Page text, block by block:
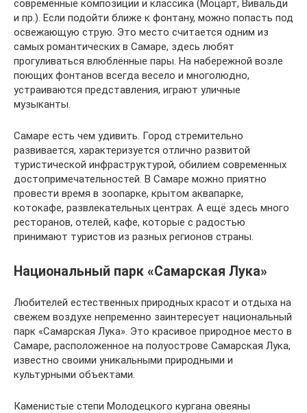
современные композиции и классика (Моцарт, Вивальди
и пр.). Если подойти ближе к фонтану, можно попасть под
освежающую струю. Это место считается одним из
самых романтических в Самаре, здесь любят
прогуливаться влюблённые пары. На набережной возле
поющих фонтанов всегда весело и многолюдно,
устраиваются представления, играют уличные
музыканты.
Самаре есть чем удивить. Город стремительно
развивается, характеризуется отлично развитой
туристической инфраструктурой, обилием современных
достопримечательностей. В Самаре можно приятно
провести время в зоопарке, крытом аквапарке,
котокафе, развлекательных центрах. А ещё здесь много
ресторанов, отелей, кафе, которые с радостью
принимают туристов из разных регионов страны.
Национальный парк «Самарская Лука»
Любителей естественных природных красот и отдыха на
свежем воздухе непременно заинтересует национальный
парк «Самарская Лука». Это красивое природное место в
Самаре, расположенное на полуострове Самарская Лука,
известно своими уникальными природными и
культурными объектами.
Каменистые степи Молодецкого кургана овеяны